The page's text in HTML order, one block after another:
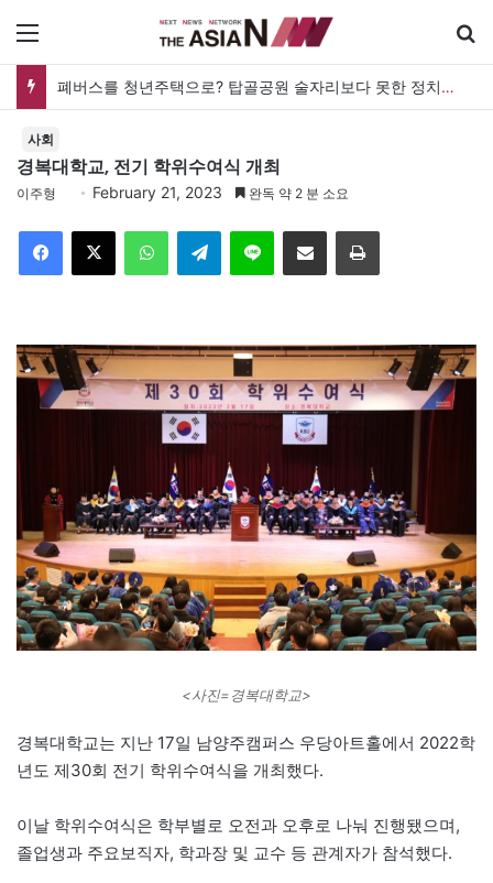
폐버스를 청년주택으로? 탑골공원 술자리보다 못한 정치의 상상력
사회
경복대학교, 전기 학위수여식 개최
이주형 February 21, 2023 완독 약 2 분 소요
Telegram 이메일
<사진=경복대학교>
경복대학교는 지난 17일 남양주캠퍼스 우당아트홀에서 2022학
년도 제30회 전기 학위수여식을 개최했다.
이날 학위수여식은 학부별로 오전과 오후로 나눠 진행됐으며,
졸업생과 주요보직자, 학과장 및 교수 등 관계자가 참석했다.